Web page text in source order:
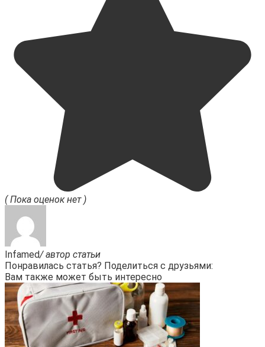
( Пока оценок нет )
Infamed/ автор статьи
Понравилась статья? Поделиться с друзьями:
Вам также может быть интересно